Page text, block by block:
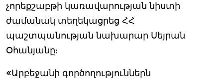
չորեքշաբթի կառավարության նիստի
ժամանակ տեղեկացրեց ՀՀ
պաշտպանության նախարար Սեյրան
Օհանյանը։
«Արբեջանի գործողություններն